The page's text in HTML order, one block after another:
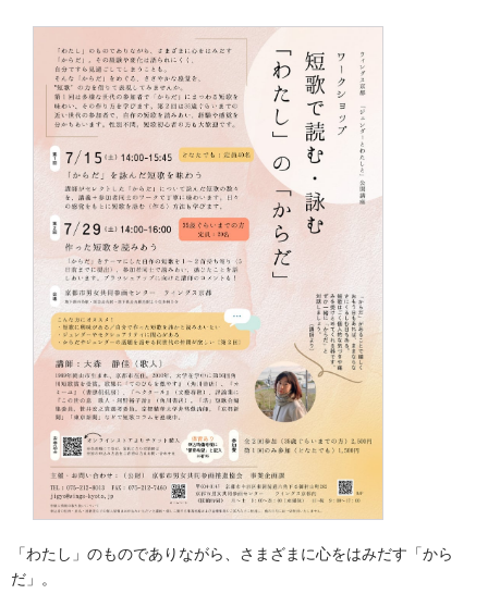
「わたし」のものでありながら、さまざまに心をはみだす「から
だ」。